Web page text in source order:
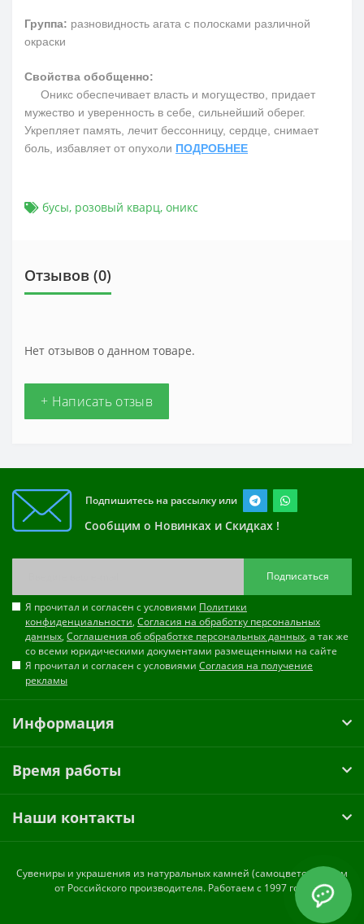
Группа: разновидность агата с полосками различной
окраски
Свойства обобщенно:
Оникс обеспечивает власть и могущество, придает
мужество и уверенность в себе, сильнейший оберег.
Укрепляет память, лечит бессонницу, сердце, снимает
боль, избавляет от опухоли ПОДРОБНЕЕ
бусы, розовый кварц, оникс
Отзывов (0)
Нет отзывов о данном товаре.
+ Написать отзыв
Подпишитесь на рассылку или
Сообщим о Новинках и Скидках !
Подписаться
Я прочитал и согласен с условиями Политики
конфиденциальности, Согласия на обработку персональных
данных, Соглашения об обработке персональных данных, а так же
со всеми юридическими документами размещенными на сайте
Я прочитал и согласен с условиями Согласия на получение
рекламы
Информация
Время работы
Наши контакты
Cувениры и украшения из натуральных камней (самоцветов) оптом
от Российского производителя. Работаем с 1997 года